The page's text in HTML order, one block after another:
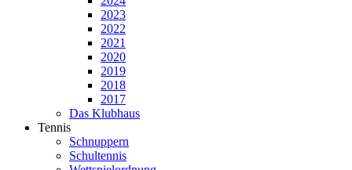
2023
2022
2021
2020
2019
2018
2017
Das Klubhaus
Tennis
Schnuppern
Schultennis